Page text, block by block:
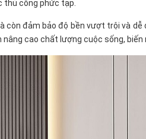
thủ công phức tạp.
đảm bảo độ bền vượt trội và
cao chất lượng cuộc sống,